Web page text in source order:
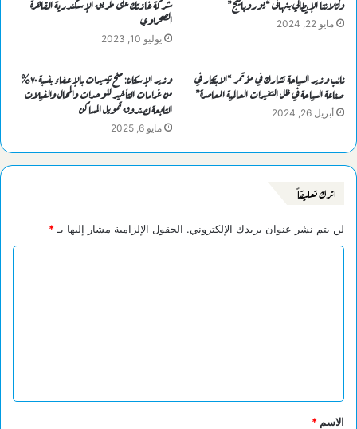
وأتلانتا الإيطالي بنهائى “يوروباليج”
مايو 22, 2024
شركة غازتك على طريق الإسكندرية القاهرة
الصحراوي
يوليو 10, 2023
نائب وزير السياحة تشارك في مؤتمر “الابتكار في
صناعة السياحة في ظل التغيرات العالمية المعاصرة”
أبريل 26, 2024
وزير الإسكان: منح تيسيرات بالإعفاء بنسبة ٧٠%
من غرامات التأخير للوحدات والمحال والفيلات
التابعة لصندوق تمويل المساكن
مايو 6, 2025
اترك تعليقاً
لن يتم نشر عنوان بريدك الإلكتروني. الحقول الإلزامية مشار إليها بـ *
ق
*
الاسم *